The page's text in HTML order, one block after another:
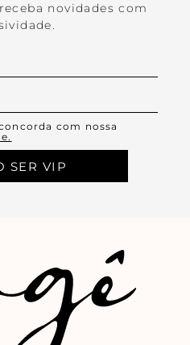
novidades com
com nossa
SER VIP